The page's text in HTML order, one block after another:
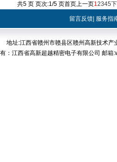
共5 页 页次:1/5 页首页上一页12345
留言反馈 服务指
地址:江西省赣州市赣县区赣州高新技术
：江西省高新超越精密电子有限公司 邮